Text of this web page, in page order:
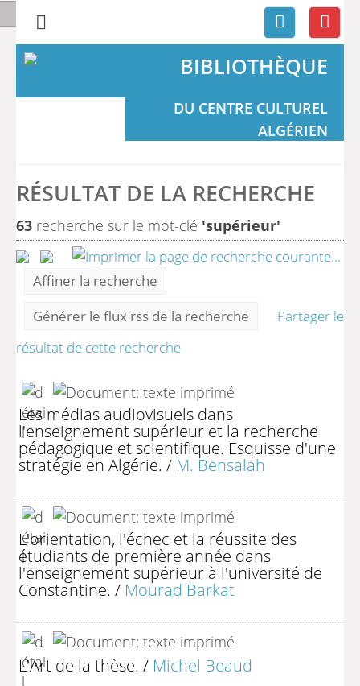
BIBLIOTHÈQUE
DU CENTRE CULTUREL
ALGÉRIEN
RÉSULTAT DE LA RECHERCHE
63 recherche sur le mot-clé 'supérieur'
Affiner la recherche
Générer le flux rss de la recherche
Partager le
résultat de cette recherche
Les médias audiovisuels dans
l'enseignement supérieur et la recherche
pédagogique et scientifique. Esquisse d'une
stratégie en Algérie. / M. Bensalah
L'orientation, l'échec et la réussite des
étudiants de première année dans
l'enseignement supérieur à l'université de
Constantine. / Mourad Barkat
L'Art de la thèse. / Michel Beaud